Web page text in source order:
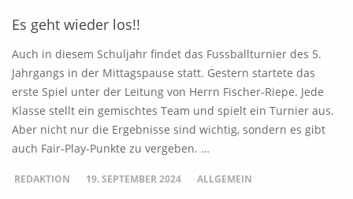
Es geht wieder los!!
Auch in diesem Schuljahr findet das Fussballturnier des 5.
Jahrgangs in der Mittagspause statt. Gestern startete das
erste Spiel unter der Leitung von Herrn Fischer-Riepe. Jede
Klasse stellt ein gemischtes Team und spielt ein Turnier aus.
Aber nicht nur die Ergebnisse sind wichtig, sondern es gibt
auch Fair-Play-Punkte zu vergeben. …
REDAKTION 19. SEPTEMBER 2024 ALLGEMEIN